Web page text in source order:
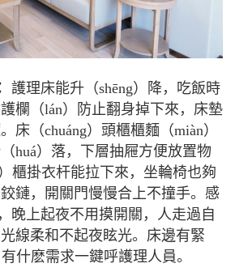
護理床能升（shēng）降，吃飯時
欄（lán）防止翻身掉下來，床墊
床（chuáng）頭櫃櫃麵（miàn）
huá）落，下層抽屜方便放置物
櫃掛衣杆能拉下來，坐輪椅也夠
鏈，開關門慢慢合上不撞手。感
晚上起夜不用摸開關，人走過自
線柔和不起夜眩光。床邊有緊
什麽需求一鍵呼護理人員。